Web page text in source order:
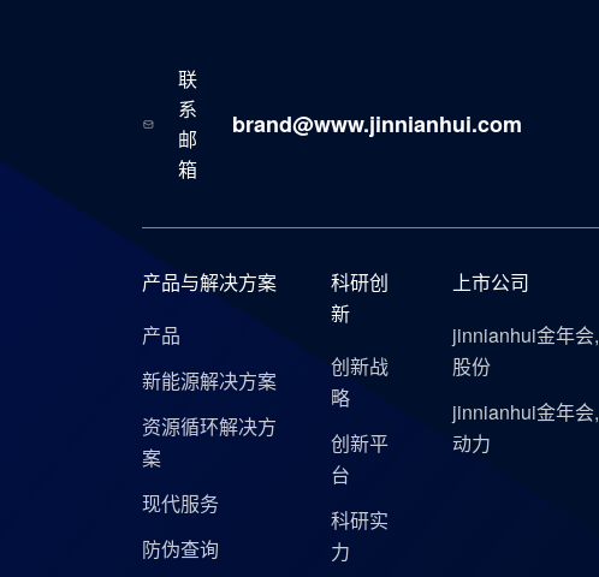
联
系
邮
箱
brand@www.jinnianhui.com
产品与解决方案
产品
新能源解决方案
资源循环解决方
案
现代服务
防伪查询
科研创
新
创新战
略
创新平
台
科研实
力
上市公司
jinnianhui金年会,
股份
jinnianhui金年会,
动力